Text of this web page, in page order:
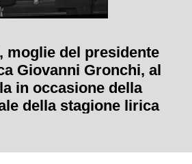
moglie del presidente
Giovanni Gronchi, al
in occasione della
della stagione lirica
diretta da Antonino